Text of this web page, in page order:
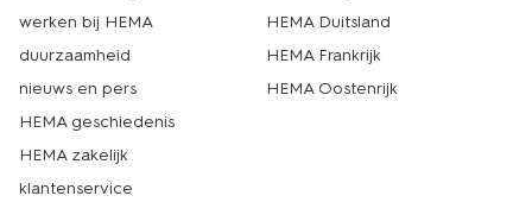
werken bij HEMA
duurzaamheid
nieuws en pers
HEMA geschiedenis
HEMA zakelijk
klantenservice
HEMA Duitsland
HEMA Frankrijk
HEMA Oostenrijk